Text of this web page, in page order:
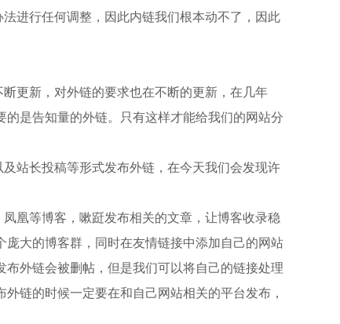
进行任何调整，因此内链我们根本动不了，因此
更新，对外链的要求也在不断的更新，在几年
是告知量的外链。只有这样才能给我们的网站分
站长投稿等形式发布外链，在今天我们会发现许
凰等博客，嗽跹发布相关的文章，让博客收录稳
大的博客群，同时在友情链接中添加自己的网站
外链会被删帖，但是我们可以将自己的链接处理
链的时候一定要在和自己网站相关的平台发布，